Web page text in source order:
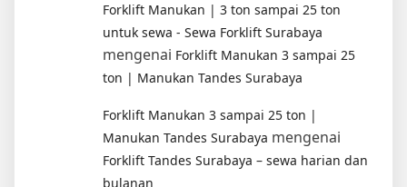
Forklift Manukan | 3 ton sampai 25 ton
untuk sewa - Sewa Forklift Surabaya
mengenai Forklift Manukan 3 sampai 25
ton | Manukan Tandes Surabaya
Forklift Manukan 3 sampai 25 ton |
Manukan Tandes Surabaya mengenai
Forklift Tandes Surabaya – sewa harian dan
bulanan